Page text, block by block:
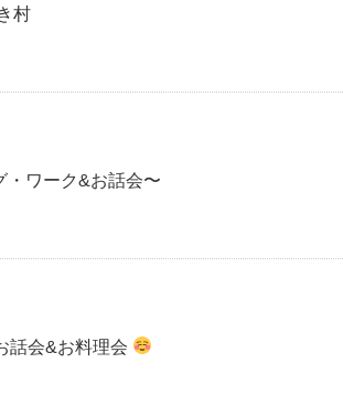
村
・ワーク&お話会〜
話会&お料理会